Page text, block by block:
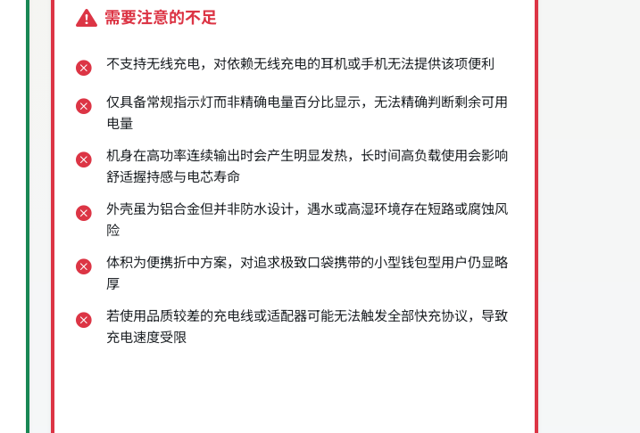
需要注意的不足
不支持无线充电，对依赖无线充电的耳机或手机无法提供该项便利
仅具备常规指示灯而非精确电量百分比显示，无法精确判断剩余可用
电量
机身在高功率连续输出时会产生明显发热，长时间高负载使用会影响
舒适握持感与电芯寿命
外壳虽为铝合金但并非防水设计，遇水或高湿环境存在短路或腐蚀风
险
体积为便携折中方案，对追求极致口袋携带的小型钱包型用户仍显略
厚
若使用品质较差的充电线或适配器可能无法触发全部快充协议，导致
充电速度受限